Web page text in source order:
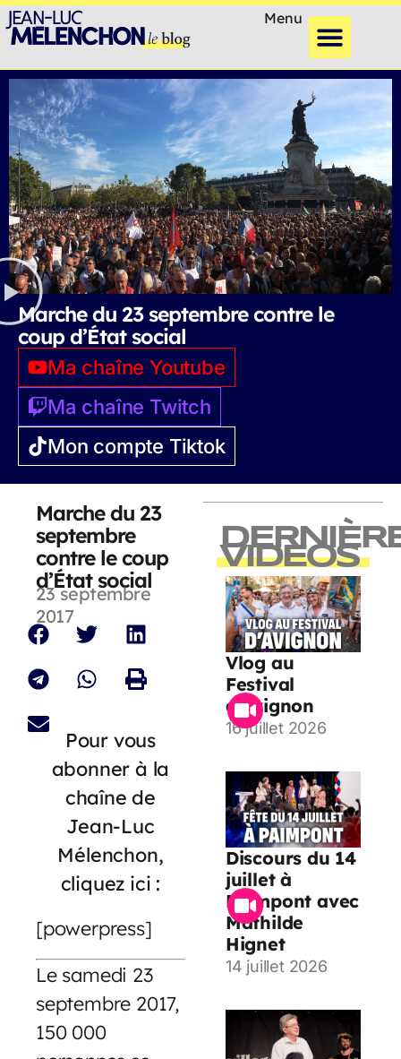
Menu
Marche du 23 septembre contre le
coup d’État social
Ma chaîne Youtube
Ma chaîne Twitch
Mon compte Tiktok
Marche du 23
septembre
contre le coup
d’État social
23 septembre
2017
Pour vous
abonner à la
chaîne de
Jean-Luc
Mélenchon,
cliquez ici :
[powerpress]
Le samedi 23
septembre 2017,
150 000
VIDEOS
Vlog au
Festival
d’Avignon
16 juillet 2026
Discours du 14
juillet à
Paimpont avec
Mathilde
Hignet
14 juillet 2026